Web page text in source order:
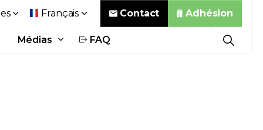
Médias FAQ
Français Contact Adhésion